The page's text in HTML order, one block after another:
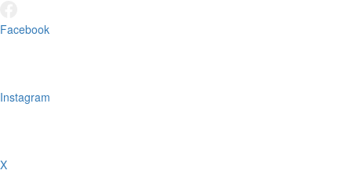
Facebook
Instagram
X